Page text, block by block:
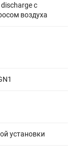
с
воздуха
установки